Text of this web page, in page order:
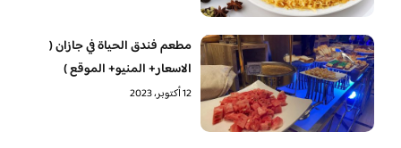
مطعم فندق الحياة في جازان (
الاسعار+ المنيو+ الموقع )
12 أكتوبر، 2023